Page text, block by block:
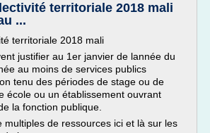
territoriale 2018 mali
...
territoriale 2018 mali
justifier au 1er janvier de lannée du
au moins de services publics
tenu des périodes de stage ou de
école ou un établissement ouvrant
la fonction publique.
multiples de ressources ici et là sur les